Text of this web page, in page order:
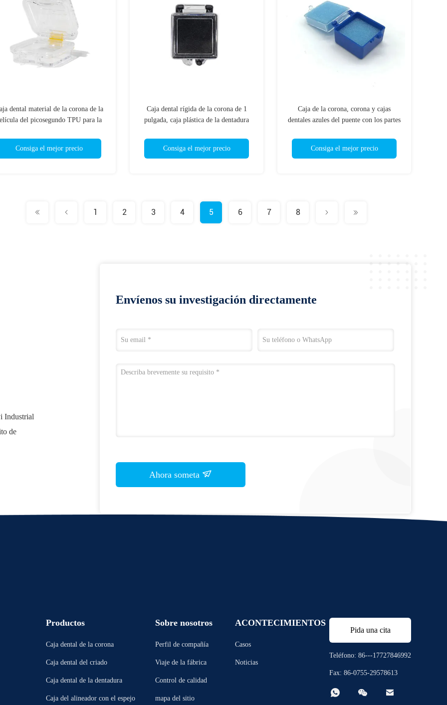
dental material de la corona de la
del picosegundo TPU para la
Consiga el mejor precio
Caja dental rígida de la corona de 1
pulgada, caja plástica de la dentadura
Consiga el mejor precio
Caja de la corona, corona y cajas
dentales azules del puente con los partes
Consiga el mejor precio
1 2 3 4 5 6 7 8
Industrial
de
Envíenos su investigación directamente
Ahora someta
Productos
Caja dental de la corona
Caja dental del criado
Caja dental de la dentadura
Caja del alineador con el espejo
Sobre nosotros
Perfil de compañía
Viaje de la fábrica
Control de calidad
mapa del sitio
ACONTECIMIENTOS
Casos
Noticias
Pida una cita
Teléfono: 86---17727846992
Fax: 86-0755-29578613
  